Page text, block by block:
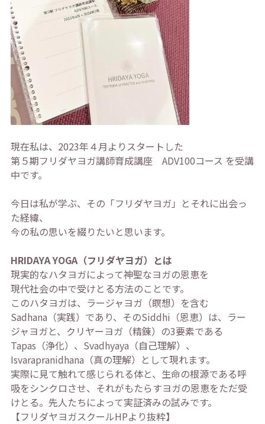
現在私は、2023年４月よりスタートした
第５期フリダヤヨガ講師育成講座 ADV100コース を受講
中です。
今日は私が学ぶ、その「フリダヤヨガ」とそれに出会っ
た経緯、
今の私の思いを綴りたいと思います。
HRIDAYA YOGA（フリダヤヨガ）とは
現実的なハタヨガによって神聖なヨガの恩恵を
現代社会の中で受けとる方法のことです。
このハタヨガは、ラージャヨガ（瞑想）を含む
Sadhana（実践）であり、そのSiddhi（恩恵）は、ラー
ジャヨガと、クリヤーヨガ（精錬）の3要素である
Tapas（浄化）、Svadhyaya（自己理解）、
Isvarapranidhana（真の理解）として現れます。
実際に見て触れて感じられる体と、生命の根源である呼
吸をシンクロさせ、それがもたらすヨガの恩恵をただ受
けとる。先人たちによって実証済みの試みです。
【フリダヤヨガスクールHPより抜粋】